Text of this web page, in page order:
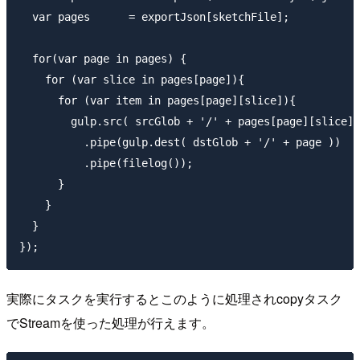
  var pages      = exportJson[sketchFile];
  for(var page in pages) {
    for (var slice in pages[page]){
      for (var item in pages[page][slice]){
gulp.src( srcGlob + '/' +
          .pipe(gulp.dest( dstGlob + '/' + page ))
          .pipe(filelog());
      }
    }
  }
実際にタスクを実行するとこのように処理されcopyタスク
でStreamを使った処理が行えます。